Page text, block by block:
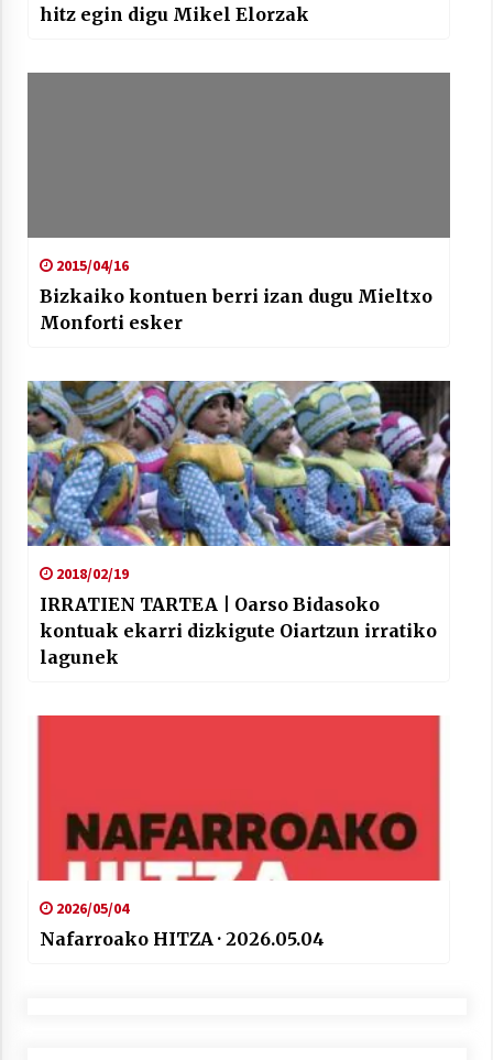
hitz egin digu Mikel Elorzak
2015/04/16
Bizkaiko kontuen berri izan dugu Mieltxo
Monforti esker
2018/02/19
IRRATIEN TARTEA | Oarso Bidasoko
kontuak ekarri dizkigute Oiartzun irratiko
lagunek
2026/05/04
Nafarroako HITZA · 2026.05.04